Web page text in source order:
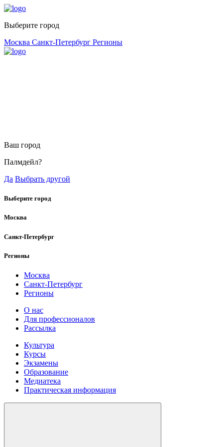
Выберите город
Москва Санкт-Петербург Регионы
Ваш город
Палмдейл?
Да Выбрать другой
Выберите город
Москва
Санкт-Петербург
Регионы
Москва
Санкт-Петербург
Регионы
О нас
Для профессионалов
Рассылка
Культура
Курсы
Экзамены
Образование
Медиатека
Практическая информация